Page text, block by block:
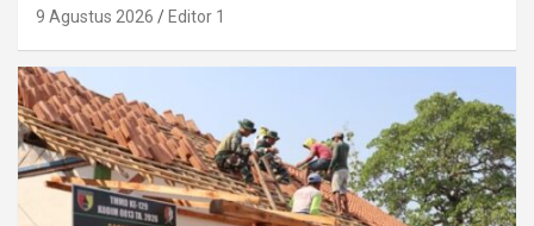
9 Agustus 2026 Editor 1